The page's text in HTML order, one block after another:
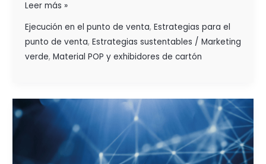
Leer más »
Ejecución en el punto de venta, Estrategias para el
punto de venta, Estrategias sustentables / Marketing
verde, Material POP y exhibidores de cartón
TENDENCIAS